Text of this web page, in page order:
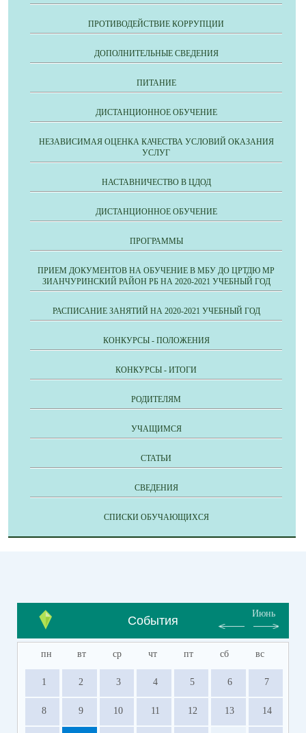
ПРОТИВОДЕЙСТВИЕ КОРРУПЦИИ
ДОПОЛНИТЕЛЬНЫЕ СВЕДЕНИЯ
ПИТАНИЕ
ДИСТАНЦИОННОЕ ОБУЧЕНИЕ
НЕЗАВИСИМАЯ ОЦЕНКА КАЧЕСТВА УСЛОВИЙ ОКАЗАНИЯ
УСЛУГ
НАСТАВНИЧЕСТВО В ЦДОД
ДИСТАНЦИОННОЕ ОБУЧЕНИЕ
ПРОГРАММЫ
ПРИЕМ ДОКУМЕНТОВ НА ОБУЧЕНИЕ В МБУ ДО ЦРТДЮ МР
ЗИАНЧУРИНСКИЙ РАЙОН РБ НА 2020-2021 УЧЕБНЫЙ ГОД
РАСПИСАНИЕ ЗАНЯТИЙ НА 2020-2021 УЧЕБНЫЙ ГОД
КОНКУРСЫ - ПОЛОЖЕНИЯ
КОНКУРСЫ - ИТОГИ
РОДИТЕЛЯМ
УЧАЩИМСЯ
СТАТЬИ
СВЕДЕНИЯ
СПИСКИ ОБУЧАЮЩИХСЯ
События
Июнь
пн вт ср чт пт сб вс
1 2 3 4 5 6 7
8 9 10 11 12 13 14